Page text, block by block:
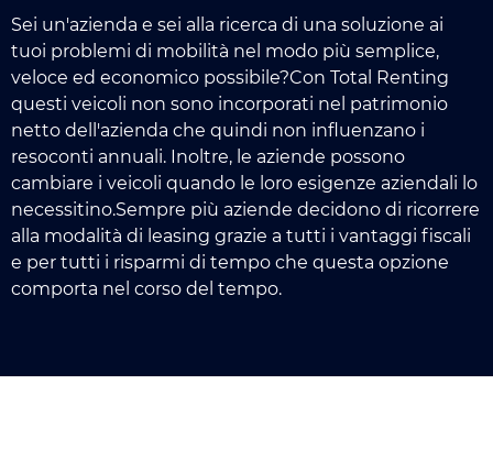
Sei un'azienda e sei alla ricerca di una soluzione ai
tuoi problemi di mobilità nel modo più semplice,
veloce ed economico possibile?Con Total Renting
questi veicoli non sono incorporati nel patrimonio
netto dell'azienda che quindi non influenzano i
resoconti annuali. Inoltre, le aziende possono
cambiare i veicoli quando le loro esigenze aziendali lo
necessitino.Sempre più aziende decidono di ricorrere
alla modalità di leasing grazie a tutti i vantaggi fiscali
e per tutti i risparmi di tempo che questa opzione
comporta nel corso del tempo.